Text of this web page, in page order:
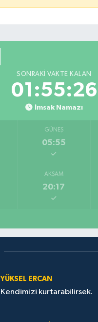
SONRAKI VAKTE KALAN
01:55:26
İmsak Namazı
GÜNEŞ
05:55
AKŞAM
20:17
YÜKSEL ERCAN
Kendimizi kurtarabilirsek.